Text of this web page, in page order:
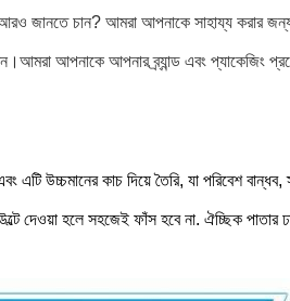
জানতে চান? আমরা আপনাকে সাহায্য করার
আপনাকে আপনার ব্র্যান্ড এবং প্যাকেজিং
উচ্চমানের কাচ দিয়ে তৈরি, যা পরিবেশ বান্ধব,
দেওয়া হলে সহজেই ফাঁস হবে না. ঐচ্ছিক